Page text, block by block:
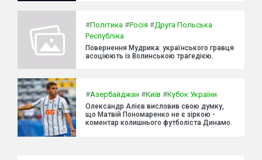
#Політика #Росія #Друга Польська
Республіка
Повернення Мудрика: українського гравця
асоціюють із Волинською трагедією.
#Азербайджан #Київ #Кубок України
Олександр Алієв висловив свою думку,
що Матвій Пономаренко не є зіркою -
коментар колишнього футболіста Динамо.